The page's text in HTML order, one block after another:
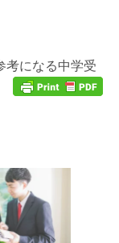
考になる中学受